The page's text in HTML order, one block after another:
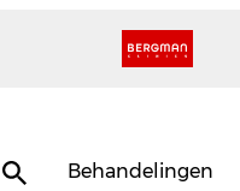
Behandelingen